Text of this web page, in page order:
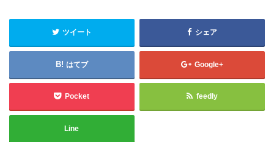
ツイート シェア
はてブ Google+
Pocket feedly
Line